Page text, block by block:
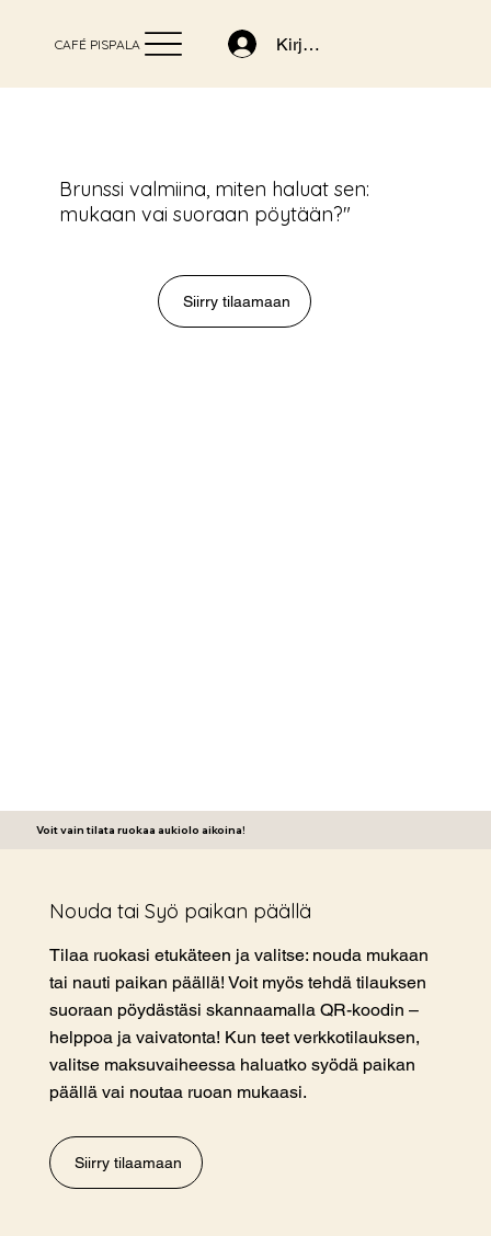
CAFÉ PISPALA Kirjaudu
Brunssi valmiina, miten haluat sen:
mukaan vai suoraan pöytään?"
Siirry tilaamaan
Nouda tai Syö paikan päällä
Tilaa ruokasi etukäteen ja valitse: nouda mukaan
tai nauti paikan päällä! Voit myös tehdä tilauksen
suoraan pöydästäsi skannaamalla QR-koodin –
helppoa ja vaivatonta! Kun teet verkkotilauksen,
valitse maksuvaiheessa haluatko syödä paikan
päällä vai noutaa ruoan mukaasi.
Siirry tilaamaan
Voit vain tilata ruokaa aukiolo aikoina!